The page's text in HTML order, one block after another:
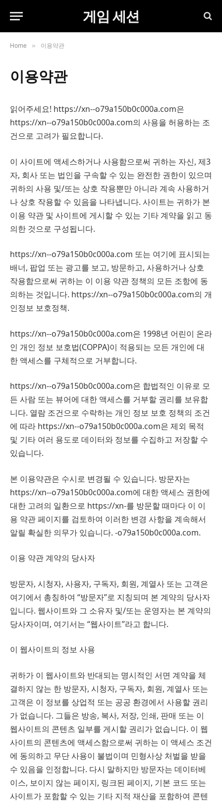
게임 세션
Home » 이용약관
이용약관
읽어주세요! https://xn--o79a150b0c000a.com은
https://xn--o79a150b0c000a.com의 사용을 허용하는 조
건으로 고려가 필요합니다.
이 사이트에 액세스하거나 사용함으로써 귀하는 자신, 제3
자, 회사 또는 법인을 구속할 수 있는 완전한 권한이 있으며
귀하의 사용 및/또는 상호 작용뿐만 아니라 계속 사용하거
나 상호 작용할 수 있음을 나타냅니다. 사이트는 귀하가 본
이용 약관 및 사이트에 게시할 수 있는 기타 계약을 읽고 동
의한 것으로 구성됩니다.
https://xn--o79a150b0c000a.com 또는 여기에 표시되는
배너, 팝업 또는 광고를 보고, 방문하고, 사용하거나 상호
작용함으로써 귀하는 이 이용 약관 정책의 모든 조항에 동
의하는 것입니다. https://xn--o79a150b0c000a.com의 개
인정보 보호정책.
https://xn--o79a150b0c000a.com은 1998년 어린이 온라
인 개인 정보 보호법(COPPA)이 적용되는 모든 개인에 대
한 액세스를 구체적으로 거부합니다.
https://xn--o79a150b0c000a.com은 합법적인 이유로 모
든 사람 또는 뷰어에 대한 액세스를 거부할 권리를 보유합
니다. 열람 조건으로 수락하는 개인 정보 보호 정책의 조건
에 따라 https://xn--o79a150b0c000a.com은 제외 목적
및 기타 여러 용도로 데이터와 정보를 수집하고 저장할 수
있습니다.
본 이용약관은 수시로 변경될 수 있습니다. 방문자는
https://xn--o79a150b0c000a.com에 대한 액세스 권한에
대한 고려의 일환으로 https://xn-를 방문할 때마다 이 이
용 약관 페이지를 검토하여 이러한 변경 사항을 계속해서
알릴 확실한 의무가 있습니다. -o79a150b0c000a.com.
이용 약관 계약의 당사자
방문자, 시청자, 사용자, 구독자, 회원, 계열사 또는 고객은
여기에서 총칭하여 “방문자”로 지칭되며 본 계약의 당사자
입니다. 웹사이트와 그 소유자 및/또는 운영자는 본 계약의
당사자이며, 여기서는 “웹사이트”라고 합니다.
이 웹사이트의 정보 사용
귀하가 이 웹사이트와 반대되는 명시적인 서면 계약을 체
결하지 않는 한 방문자, 시청자, 구독자, 회원, 계열사 또는
고객은 이 정보를 상업적 또는 공공 환경에서 사용할 권리
가 없습니다. 그들은 방송, 복사, 저장, 인쇄, 판매 또는 이
웹사이트의 콘텐츠 일부를 게시할 권리가 없습니다. 이 웹
사이트의 콘텐츠에 액세스함으로써 귀하는 이 액세스 조건
에 동의하고 무단 사용이 불법이며 민형사상 처벌을 받을
수 있음을 인정합니다. 다시 말하지만 방문자는 데이터베
이스, 보이지 않는 페이지, 링크된 페이지, 기본 코드 또는
사이트가 포함할 수 있는 기타 지적 재산을 포함하여 콘텐